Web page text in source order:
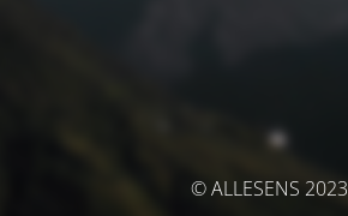
© ALLESENS 2023